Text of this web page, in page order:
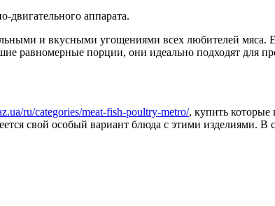
аппарата.
и вкусными угощениями всех любителей
равномерные порции, они идеально подходят для
ru/categories/meat-fish-poultry-metro/, купить
свой особый вариант блюда с этими изделиями. В